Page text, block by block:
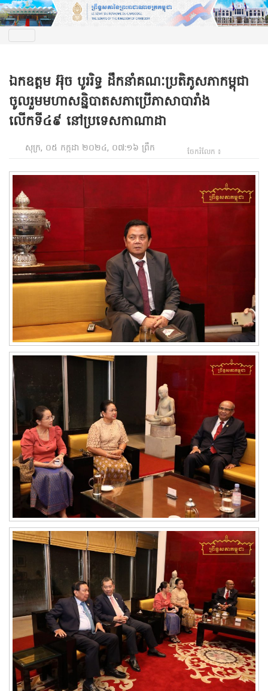
ឯកឧត្តម អ៊ុច បូររិទ្ធ ដឹកនាំគណៈប្រតិភូសភាកម្ពុជា
ចូលរួមមហាសន្និបាតសភាប្រើភាសាបារាំង
លើកទី៤៩ នៅប្រទេសកាណាដា
សុក្រ, ០៥ កក្កដា ២០២៤, ០៧:១៦ ព្រឹក ចែករំលែក ៖